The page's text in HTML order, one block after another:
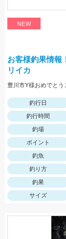
NEW
お客様釣果情報
リイカ
釣行日
釣行時間
釣場
ポイント
釣魚
釣り方
釣果
サイズ